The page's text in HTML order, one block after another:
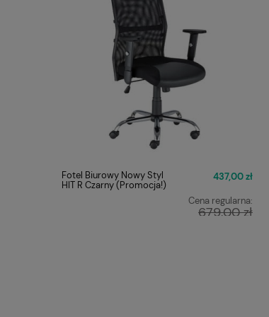
Fotel Biurowy Nowy Styl
HIT R Czarny (Promocja!)
437,00 zł
Cena regularna:
679,00 zł